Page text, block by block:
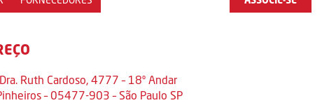
Ruth Cardoso, 4777 – 18º Andar
– 05477-903 – São Paulo SP